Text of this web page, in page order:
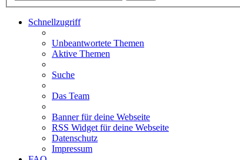
Schnellzugriff
Unbeantwortete Themen
Aktive Themen
Suche
Das Team
Banner für deine Webseite
RSS Widget für deine Webseite
Datenschutz
Impressum